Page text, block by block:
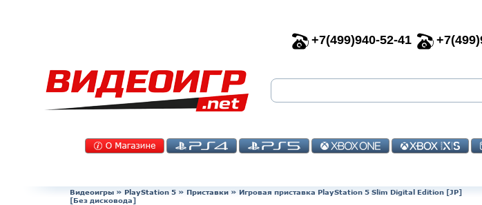
+7(499)940-52-41
Видеоигры » PlayStation 5 » Приставки » Игровая приставка PlayStation 5 Slim Digital Edition [JP]
[Без дисковода]